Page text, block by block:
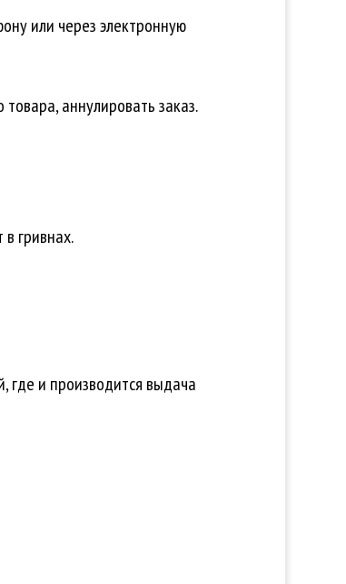
или через электронную
аннулировать заказ.
гривнах.
где и производится выдача